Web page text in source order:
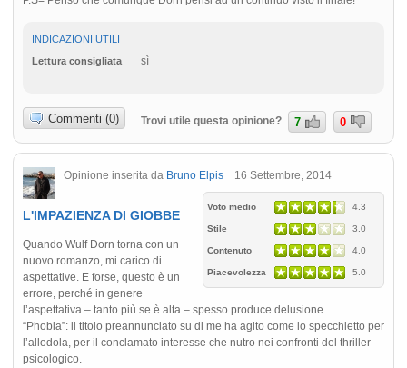
INDICAZIONI UTILI
Lettura consigliata
sì
Commenti (0) Trovi utile questa opinione? 7 0
Opinione inserita da Bruno Elpis 16 Settembre, 2014
Voto medio 4.3
Stile 3.0
Contenuto 4.0
Piacevolezza 5.0
L'IMPAZIENZA DI GIOBBE
Quando Wulf Dorn torna con un
nuovo romanzo, mi carico di
aspettative. E forse, questo è un
errore, perché in genere
l’aspettativa – tanto più se è alta – spesso produce delusione.
“Phobia”: il titolo preannunciato su di me ha agito come lo specchietto per
l’allodola, per il conclamato interesse che nutro nei confronti del thriller
psicologico.